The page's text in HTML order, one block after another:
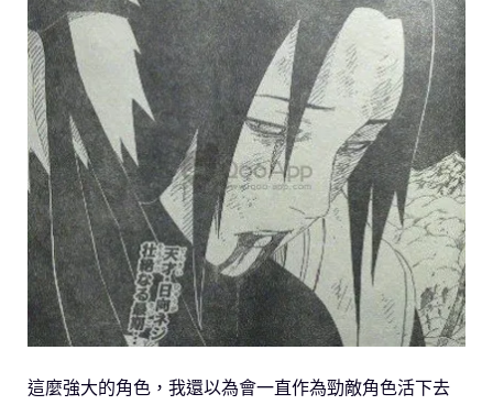
這麼強大的角色，我還以為會一直作為勁敵角色活下去